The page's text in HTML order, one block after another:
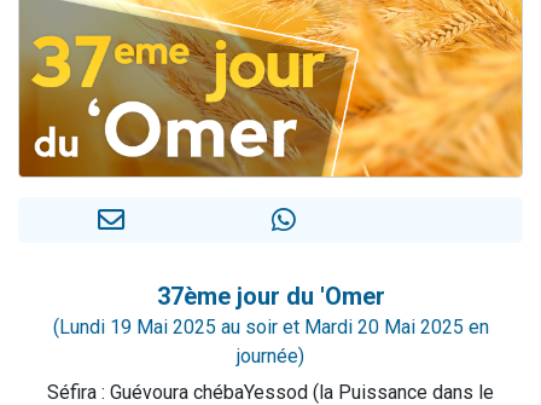
61 personnes viennent de demander une bénédiction
Il reste 49 places pour étudier en groupe sur Zoom
Ariel vient de donner son Maasser
Nathaniel vient de donner son Maasser
4 personnes viennent de nous rejoindre sur WhatsApp
37ème jour du 'Omer
(Lundi 19 Mai 2025 au soir et Mardi 20 Mai 2025 en
journée)
Séfira : Guévoura chébaYessod (la Puissance dans le